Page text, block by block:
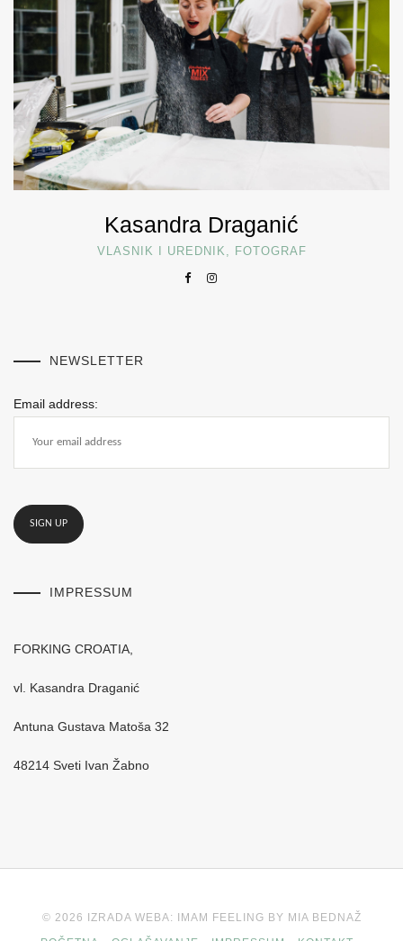
Kasandra Draganić
VLASNIK I UREDNIK, FOTOGRAF
NEWSLETTER
Email address:
IMPRESSUM
FORKING CROATIA,
vl. Kasandra Draganić
Antuna Gustava Matoša 32
48214 Sveti Ivan Žabno
© 2026 IZRADA WEBA: IMAM FEELING BY MIA BEDNAŽ